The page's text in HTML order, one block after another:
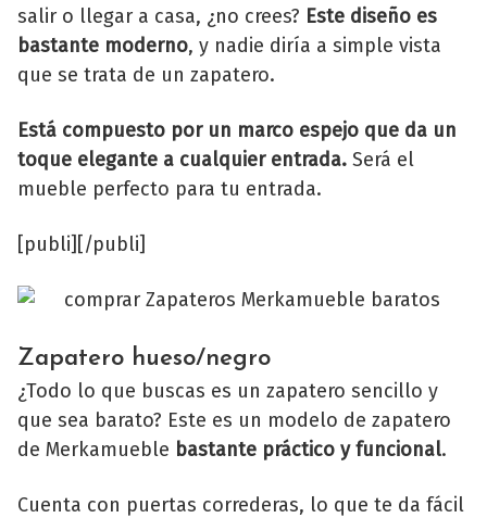
salir o llegar a casa, ¿no crees? Este diseño es
bastante moderno, y nadie diría a simple vista
que se trata de un zapatero.
Está compuesto por un marco espejo que da un
toque elegante a cualquier entrada. Será el
mueble perfecto para tu entrada.
[publi][/publi]
Zapatero hueso/negro
¿Todo lo que buscas es un zapatero sencillo y
que sea barato? Este es un modelo de zapatero
de Merkamueble bastante práctico y funcional.
Cuenta con puertas correderas, lo que te da fácil